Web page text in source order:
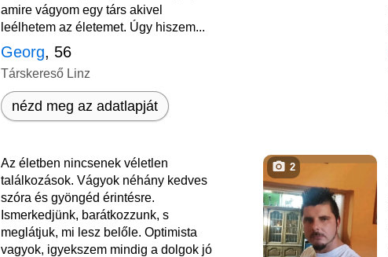
amire vágyom egy társ akivel
leélhetem az életemet. Úgy hiszem...
Georg, 56
Társkereső Linz
nézd meg az adatlapját
Az életben nincsenek véletlen
találkozások. Vágyok néhány kedves
szóra és gyöngéd érintésre.
Ismerkedjünk, barátkozzunk, s
meglátjuk, mi lesz belőle. Optimista
vagyok, igyekszem mindig a dolgok jó
2